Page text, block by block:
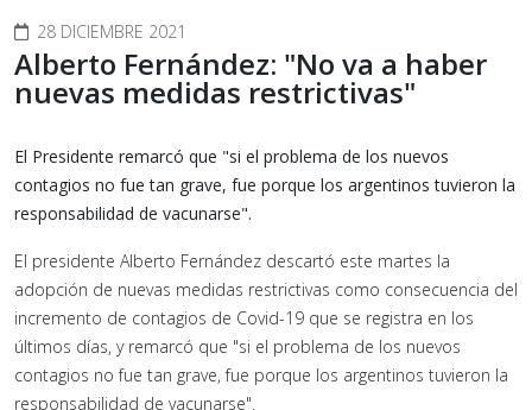
28 DICIEMBRE 2021
Alberto Fernández: "No va a haber
nuevas medidas restrictivas"
El Presidente remarcó que "si el problema de los nuevos
contagios no fue tan grave, fue porque los argentinos tuvieron la
responsabilidad de vacunarse".
El presidente Alberto Fernández descartó este martes la
adopción de nuevas medidas restrictivas como consecuencia del
incremento de contagios de Covid-19 que se registra en los
últimos días, y remarcó que "si el problema de los nuevos
contagios no fue tan grave, fue porque los argentinos tuvieron la
responsabilidad de vacunarse".